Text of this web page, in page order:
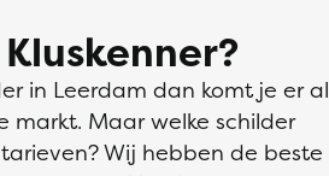
in Leerdam dan komt je er al
markt. Maar welke schilder
Wij hebben de beste